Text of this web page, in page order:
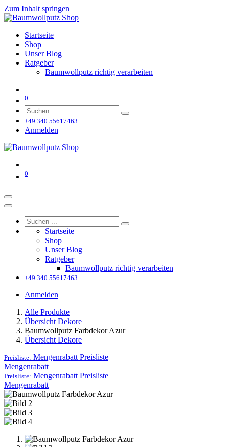
Zum Inhalt springen
Startseite
Shop
Unser Blog
Ratgeber
Baumwollputz richtig verarbeiten
0
+49 340 55617463
Anmelden
0
Startseite
Shop
Unser Blog
Ratgeber
Baumwollputz richtig verarbeiten
+49 340 55617463
Anmelden
Alle Produkte
Übersicht Dekore
Baumwollputz Farbdekor Azur
Übersicht Dekore
Preisliste: Mengenrabatt Preisliste
Mengenrabatt
Preisliste: Mengenrabatt Preisliste
Mengenrabatt